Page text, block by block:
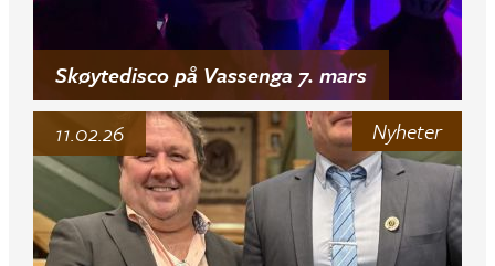
Skøytedisco på Vassenga 7. mars
Nyheter
11.02.26